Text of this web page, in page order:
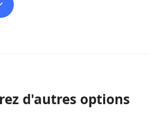
d'autres options